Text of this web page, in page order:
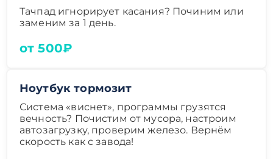
Тачпад игнорирует касания? Починим или
заменим за 1 день.
от 500₽
Ноутбук тормозит
Система «виснет», программы грузятся
вечность? Почистим от мусора, настроим
автозагрузку, проверим железо. Вернём
скорость как с завода!